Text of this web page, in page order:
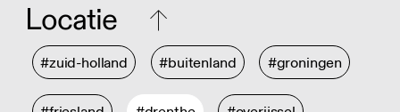
Locatie
#zuid-holland #buitenland #groningen